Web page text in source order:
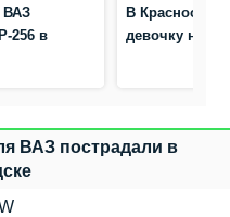
ВАЗ
256 в
В
девочку на
ВАЗ пострадали в